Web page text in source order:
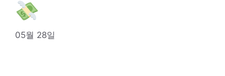
05월 28일